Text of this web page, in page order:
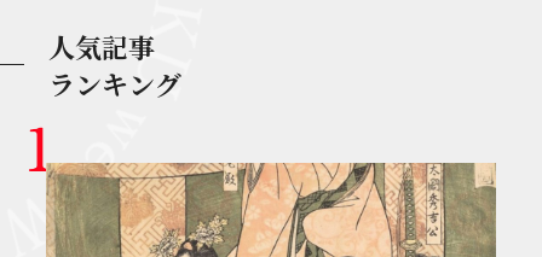
人気記事
ランキング